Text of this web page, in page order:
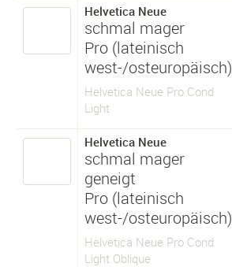
Helvetica Neue
schmal mager
Pro (lateinisch
west-/osteuropäisch)
Helvetica Neue Pro Cond
Light
Helvetica Neue
schmal mager
geneigt
Pro (lateinisch
west-/osteuropäisch)
Helvetica Neue Pro Cond
Light Oblique